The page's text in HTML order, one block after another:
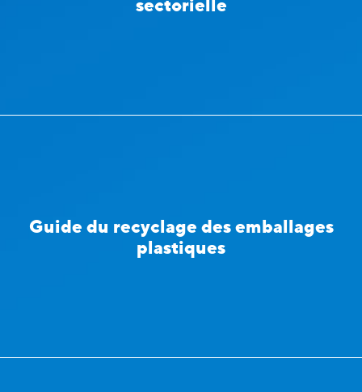
Guide du recyclage des emballages
plastiques